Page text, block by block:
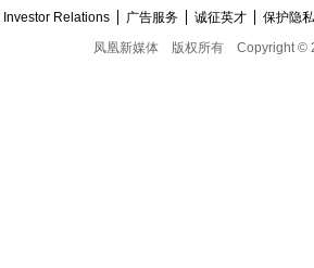
Investor Relations 广告服务 诚征英才
保护隐
凤凰新媒体
版权所有 Copyright ©